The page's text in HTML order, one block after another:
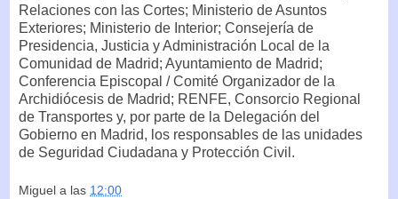
Relaciones con las Cortes; Ministerio de Asuntos
Exteriores; Ministerio de Interior; Consejería de
Presidencia, Justicia y Administración Local de la
Comunidad de Madrid; Ayuntamiento de Madrid;
Conferencia Episcopal / Comité Organizador de la
Archidiócesis de Madrid; RENFE, Consorcio Regional
de Transportes y, por parte de la Delegación del
Gobierno en Madrid, los responsables de las unidades
de Seguridad Ciudadana y Protección Civil.
Miguel a las 12:00